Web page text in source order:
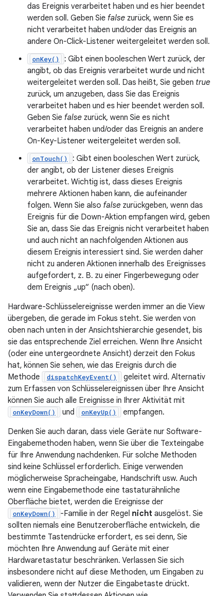
das Ereignis verarbeitet haben und es hier beendet
werden soll. Geben Sie false zurück, wenn Sie es
nicht verarbeitet haben und/oder das Ereignis an
andere On-Click-Listener weitergeleitet werden soll.
onKey()
: Gibt einen booleschen Wert zurück, der
angibt, ob das Ereignis verarbeitet wurde und nicht
weitergeleitet werden soll. Das heißt, Sie geben true
zurück, um anzugeben, dass Sie das Ereignis
verarbeitet haben und es hier beendet werden soll.
Geben Sie false zurück, wenn Sie es nicht
verarbeitet haben und/oder das Ereignis an andere
On-Key-Listener weitergeleitet werden soll.
onTouch()
: Gibt einen booleschen Wert zurück,
der angibt, ob der Listener dieses Ereignis
verarbeitet. Wichtig ist, dass dieses Ereignis
mehrere Aktionen haben kann, die aufeinander
folgen. Wenn Sie also false zurückgeben, wenn das
Ereignis für die Down-Aktion empfangen wird, geben
Sie an, dass Sie das Ereignis nicht verarbeitet haben
und auch nicht an nachfolgenden Aktionen aus
diesem Ereignis interessiert sind. Sie werden daher
nicht zu anderen Aktionen innerhalb des Ereignisses
aufgefordert, z. B. zu einer Fingerbewegung oder
dem Ereignis „up“ (nach oben).
Hardware-Schlüsselereignisse werden immer an die View
übergeben, die gerade im Fokus steht. Sie werden von
oben nach unten in der Ansichtshierarchie gesendet, bis
sie das entsprechende Ziel erreichen. Wenn Ihre Ansicht
(oder eine untergeordnete Ansicht) derzeit den Fokus
hat, können Sie sehen, wie das Ereignis durch die
Methode
dispatchKeyEvent()
geleitet wird. Alternativ
zum Erfassen von Schlüsselereignissen über Ihre Ansicht
können Sie auch alle Ereignisse in Ihrer Aktivität mit
onKeyDown() und onKeyUp()
empfangen.
Denken Sie auch daran, dass viele Geräte nur Software-
Eingabemethoden haben, wenn Sie über die Texteingabe
für Ihre Anwendung nachdenken. Für solche Methoden
sind keine Schlüssel erforderlich. Einige verwenden
möglicherweise Spracheingabe, Handschrift usw. Auch
wenn eine Eingabemethode eine tastaturähnliche
Oberfläche bietet, werden die Ereignisse der
onKeyDown() -Familie in der Regel nicht ausgelöst. Sie
sollten niemals eine Benutzeroberfläche entwickeln, die
bestimmte Tastendrücke erfordert, es sei denn, Sie
möchten Ihre Anwendung auf Geräte mit einer
Hardwaretastatur beschränken. Verlassen Sie sich
insbesondere nicht auf diese Methoden, um Eingaben zu
validieren, wenn der Nutzer die Eingabetaste drückt.